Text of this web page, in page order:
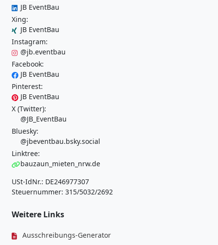
JB EventBau
Xing:
JB EventBau
Instagram:
@jb.eventbau
Facebook:
JB EventBau
Pinterest:
JB EventBau
X (Twitter):
@JB_EventBau
Bluesky:
@jbeventbau.bsky.social
Linktree:
bauzaun_mieten_nrw.de
USt-IdNr.: DE246977307
Steuernummer: 315/5032/2692
Weitere Links
Ausschreibungs-Generator